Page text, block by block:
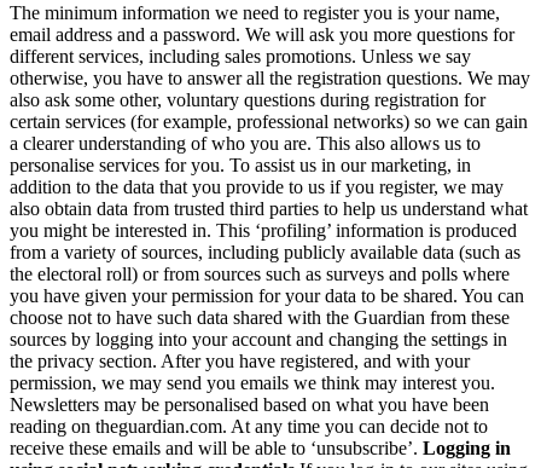
The minimum information we need to register you is your name,
email address and a password. We will ask you more questions for
different services, including sales promotions. Unless we say
otherwise, you have to answer all the registration questions. We may
also ask some other, voluntary questions during registration for
certain services (for example, professional networks) so we can gain
a clearer understanding of who you are. This also allows us to
personalise services for you. To assist us in our marketing, in
addition to the data that you provide to us if you register, we may
also obtain data from trusted third parties to help us understand what
you might be interested in. This ‘profiling’ information is produced
from a variety of sources, including publicly available data (such as
the electoral roll) or from sources such as surveys and polls where
you have given your permission for your data to be shared. You can
choose not to have such data shared with the Guardian from these
sources by logging into your account and changing the settings in
the privacy section. After you have registered, and with your
permission, we may send you emails we think may interest you.
Newsletters may be personalised based on what you have been
reading on theguardian.com. At any time you can decide not to
receive these emails and will be able to ‘unsubscribe’. Logging in